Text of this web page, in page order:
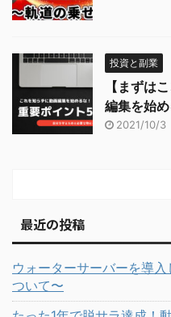
投資と副業
【まずは
編集を始
2021/10/3
最近の投稿
ウォーターサーバーを導
ついて〜